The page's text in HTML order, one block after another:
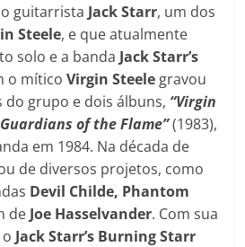
guitarrista Jack Starr, um dos
Steele, e que atualmente
solo e a banda Jack Starr’s
o míticoVirgin Steele gravou
grupo e dois álbuns, “Virgin
of the Flame”(1983),
em 1984. Na década de
de diversos projetos, como
Devil Childe, Phantom
de Joe Hasselvander. Com sua
Jack Starr’s Burning Starr